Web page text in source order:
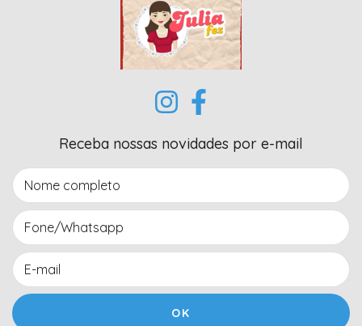
Receba nossas novidades por e-mail